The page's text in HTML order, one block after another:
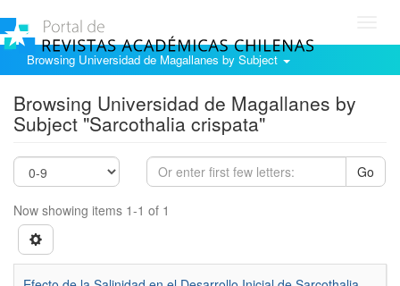
Browsing Universidad de Magallanes by Subject
Browsing Universidad de Magallanes by
Subject "Sarcothalia crispata"
Go
Now showing items 1-1 of 1